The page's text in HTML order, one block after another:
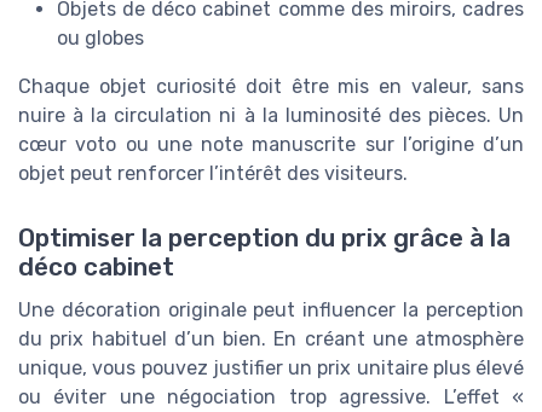
Objets de déco cabinet comme des miroirs, cadres
ou globes
Chaque objet curiosité doit être mis en valeur, sans
nuire à la circulation ni à la luminosité des pièces. Un
cœur voto ou une note manuscrite sur l’origine d’un
objet peut renforcer l’intérêt des visiteurs.
Optimiser la perception du prix grâce à la
déco cabinet
Une décoration originale peut influencer la perception
du prix habituel d’un bien. En créant une atmosphère
unique, vous pouvez justifier un prix unitaire plus élevé
ou éviter une négociation trop agressive. L’effet «